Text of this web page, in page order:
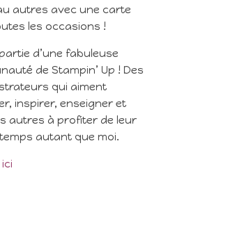
autres avec une carte
les occasions !
d’une fabuleuse
de Stampin’ Up ! Des
qui aiment
inspirer, enseigner et
autres à profiter de leur
autant que moi.